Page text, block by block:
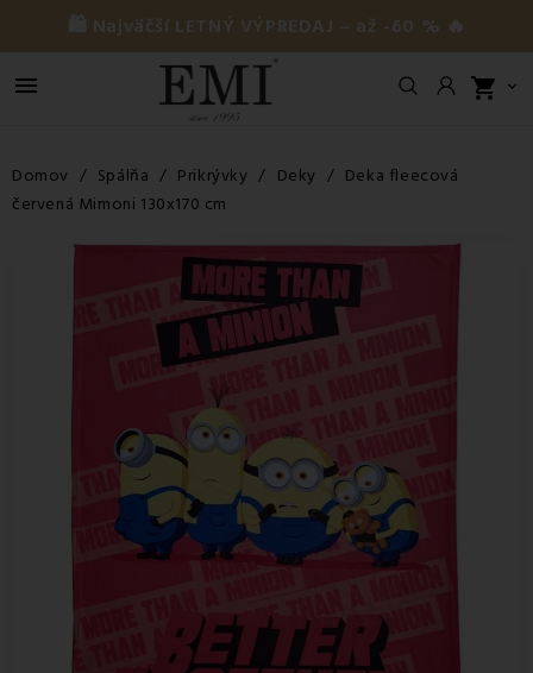
🛍️ Najväčší LETNÝ VÝPREDAJ – až -60 % 🔥
 shopping_cart 
Domov Spálňa Prikrývky Deky
Deka fleecová
červená Mimoni 130x170 cm